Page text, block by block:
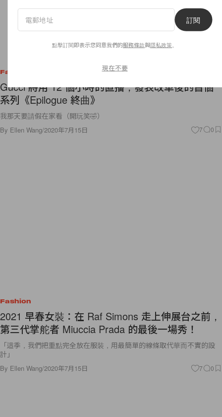
Fashion
Gucci 將用 12 個小時的直播，發表改革後的首個
系列《Epilogue 終曲》
我那天要請假在家看（開玩笑🤣）
By Ellen Wang/2020年7月15日 7 0
Fashion
2021 早春女裝：在 Raf Simons 走上伸展台之前，
第三代掌舵者 Miuccia Prada 的最後一場秀！
「這季，我們把重點完全放在服裝，用最簡單的線條取代華而不實的設
計」
By Ellen Wang/2020年7月15日 7 0
訂閱
點擊訂閱即表示您同意我們的服務條款與隱私政策
現在不要